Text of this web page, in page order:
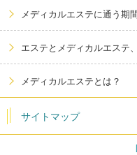
メディカルエステに通う期
エステとメディカルエステ
メディカルエステとは？
サイトマップ